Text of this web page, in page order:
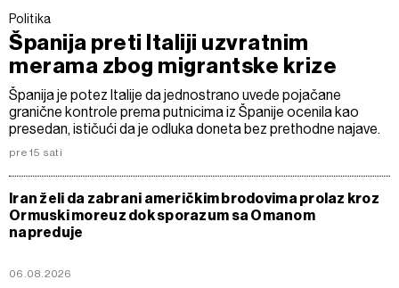
Politika
Španija preti Italiji uzvratnim
merama zbog migrantske krize
Španija je potez Italije da jednostrano uvede pojačane
granične kontrole prema putnicima iz Španije ocenila kao
presedan, ističući da je odluka doneta bez prethodne najave.
pre 15 sati
Iran želi da zabrani američkim brodovima prolaz kroz
Ormuski moreuz dok sporazum sa Omanom
napreduje
06.08.2026